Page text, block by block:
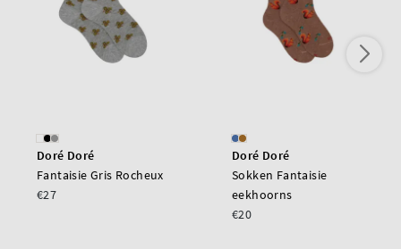
Doré Doré
Fantaisie Gris Rocheux
€27
Doré Doré
Sokken Fantaisie
eekhoorns
€20